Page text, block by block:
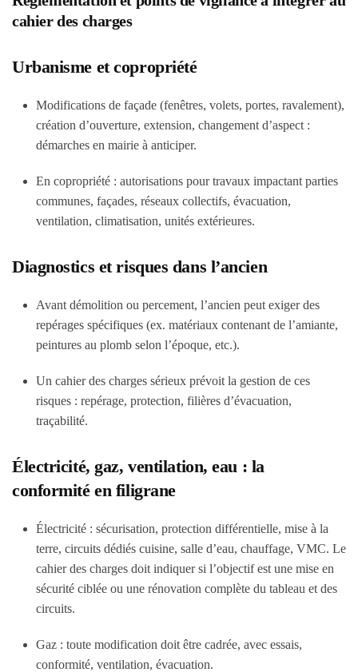
cahier des charges
Urbanisme et copropriété
Modifications de façade (fenêtres, volets, portes, ravalement),
création d’ouverture, extension, changement d’aspect :
démarches en mairie à anticiper.
En copropriété : autorisations pour travaux impactant parties
communes, façades, réseaux collectifs, évacuation,
ventilation, climatisation, unités extérieures.
Diagnostics et risques dans l’ancien
Avant démolition ou percement, l’ancien peut exiger des
repérages spécifiques (ex. matériaux contenant de l’amiante,
peintures au plomb selon l’époque, etc.).
Un cahier des charges sérieux prévoit la gestion de ces
risques : repérage, protection, filières d’évacuation,
traçabilité.
Électricité, gaz, ventilation, eau : la
conformité en filigrane
Électricité : sécurisation, protection différentielle, mise à la
terre, circuits dédiés cuisine, salle d’eau, chauffage, VMC. Le
cahier des charges doit indiquer si l’objectif est une mise en
sécurité ciblée ou une rénovation complète du tableau et des
circuits.
Gaz : toute modification doit être cadrée, avec essais,
conformité, ventilation, évacuation.